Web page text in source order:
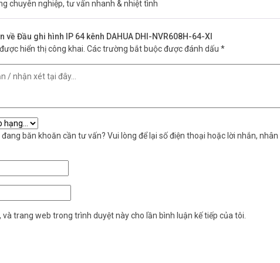
chuyên nghiệp, tư vấn nhanh & nhiệt tình
về Đầu ghi hình IP 64 kênh DAHUA DHI-NVR608H-64-XI
hiển thị công khai. Các trường bắt buộc được đánh dấu *
đang băn khoăn cần tư vấn? Vui lòng để lại số điện thoại hoặc lời nhắn,
và trang web trong trình duyệt này cho lần bình luận kế tiếp của tôi.